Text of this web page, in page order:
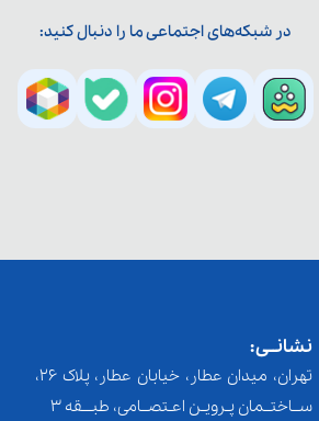
در شبکه‌های اجتماعی ما را دنبال کنید:
نشانــی:
تهران، میدان عطار، خیابان عطار، پلاک 26،
ســاختــمان پـرویـن اعـتصــامی، طبـــقه 3